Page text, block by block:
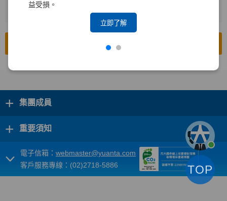
益受損。
立即了解
前往公開資訊觀測站
+ 集團成員
+ 重要須知
電子信箱： webmaster@yuanta.com
客戶服務專線：(02)2718-5886
TOP